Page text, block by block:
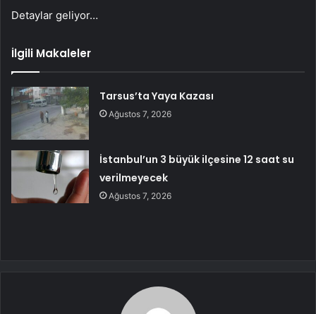
Detaylar geliyor…
İlgili Makaleler
Tarsus’ta Yaya Kazası
Ağustos 7, 2026
İstanbul’un 3 büyük ilçesine 12 saat su
verilmeyecek
Ağustos 7, 2026